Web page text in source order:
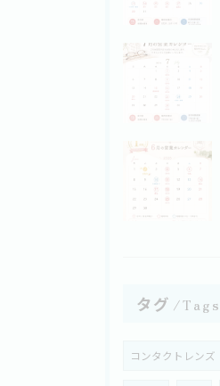
タグ Tags
コンタクトレンズ